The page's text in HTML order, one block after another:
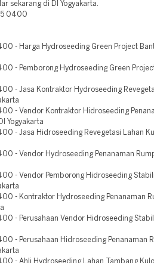
sekarang di DI Yogyakarta.
0400
- Harga Hydroseeding Green Project
- Pemborong Hydroseeding Green
- Jasa Kontraktor Hydroseeding
- Vendor Kontraktor Hidroseeding
Yogyakarta
- Jasa Hidroseeding Revegetasi Lahan
- Vendor Hydroseeding Penanaman
- Vendor Pemborong Hidroseeding
- Kontraktor Hydroseeding Penanaman
- Perusahaan Vendor Hidroseeding
- Perusahaan Hidroseeding Penanaman
- Ahli Hydroseeding Lahan Tambang